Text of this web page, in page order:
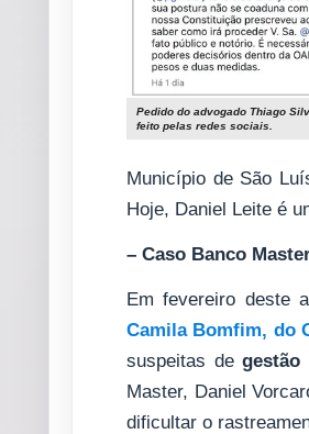
Pedido do advogado Thiago
feito pelas redes sociais.
Município de São
Hoje, Daniel Leite é
– Caso Banco
Em fevereiro deste
Camila Bomfim, do
suspeitas degestão
Master, Daniel
dificultar o